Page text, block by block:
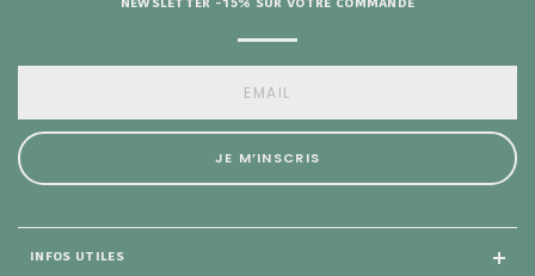
INFOS UTILES
NEWSLETTER -15% SUR VOTRE COMMANDE
JE M’INSCRIS